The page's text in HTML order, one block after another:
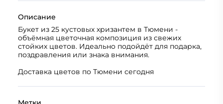
Описание
Букет из 25 кустовых хризантем в Тюмени -
объёмная цветочная композиция из свежих
стойких цветов. Идеально подойдёт для подарка,
поздравления или знака внимания.
Доставка цветов по Тюмени сегодня